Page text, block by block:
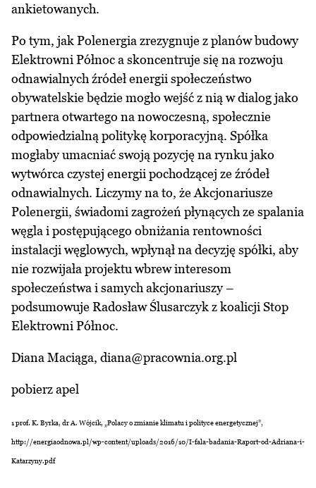
ankietowanych.
Po tym, jak Polenergia zrezygnuje z planów budowy
Elektrowni Północ a skoncentruje się na rozwoju
odnawialnych źródeł energii społeczeństwo
obywatelskie będzie mogło wejść z nią w dialog jako
partnera otwartego na nowoczesną, społecznie
odpowiedzialną politykę korporacyjną. Spółka
mogłaby umacniać swoją pozycję na rynku jako
wytwórca czystej energii pochodzącej ze źródeł
odnawialnych. Liczymy na to, że Akcjonariusze
Polenergii, świadomi zagrożeń płynących ze spalania
węgla i postępującego obniżania rentowności
instalacji węglowych, wpłynął na decyzję spółki, aby
nie rozwijała projektu wbrew interesom
społeczeństwa i samych akcjonariuszy –
podsumowuje Radosław Ślusarczyk z koalicji Stop
Elektrowni Północ.
Diana Maciąga, diana@pracownia.org.pl
pobierz apel
1 prof. K. Byrka, dr A. Wójcik, „Polacy o zmianie klimatu i polityce energetycznej”,
http://energiaodnowa.pl/wp-content/uploads/2016/10/I-fala-badania-Raport-od-Adriana-i-
Katarzyny.pdf